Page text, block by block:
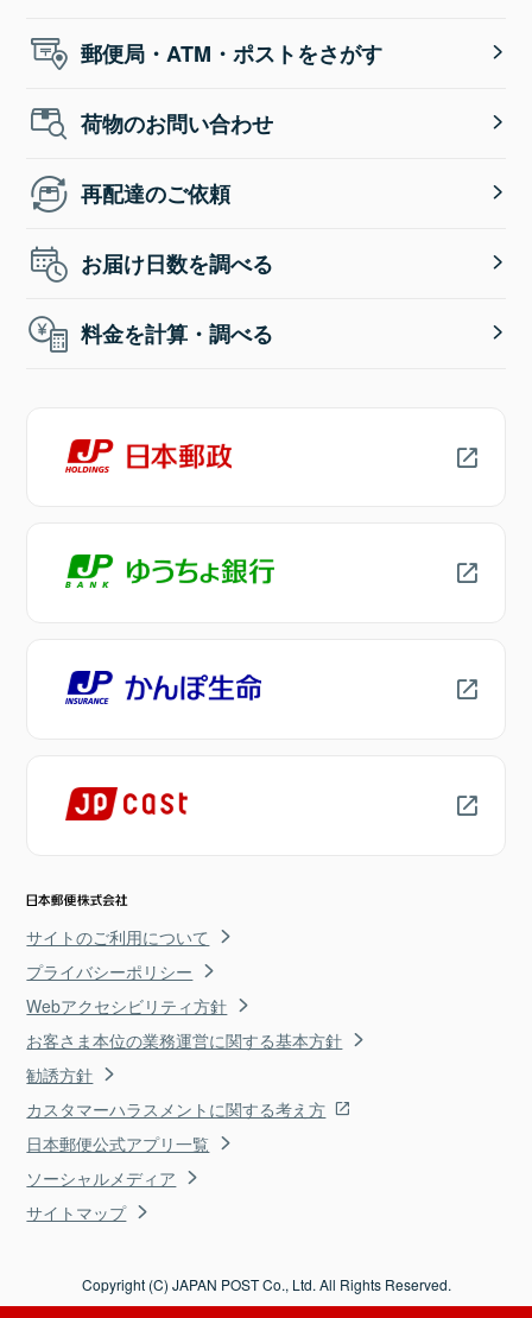
郵便局・ATM・ポストをさがす
荷物のお問い合わせ
再配達のご依頼
お届け日数を調べる
料金を計算・調べる
サイトのご利用について
プライバシーポリシー
Webアクセシビリティ方針
お客さま本位の業務運営に関する基本方針
勧誘方針
カスタマーハラスメントに関する考え方
日本郵便公式アプリ一覧
ソーシャルメディア
サイトマップ
Copyright (C) JAPAN POST Co., Ltd. All Rights Reserved.